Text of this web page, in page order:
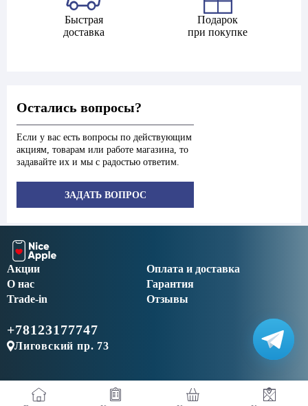
Быстрая
доставка
Подарок
при покупке
Остались вопросы?
Если у вас есть вопросы по действующим
акциям, товарам или работе магазина, то
задавайте их и мы с радостью ответим.
ЗАДАТЬ ВОПРОС
Акции
О нас
Оплата и доставка
Trade-in
Гарантия
Отзывы
+78123177747
Лиговский пр. 73